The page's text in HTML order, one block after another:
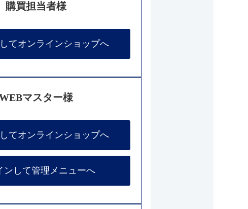
購買担当者様
てオンラインショップへ
マスター様
てオンラインショップへ
ンして管理メニューへ